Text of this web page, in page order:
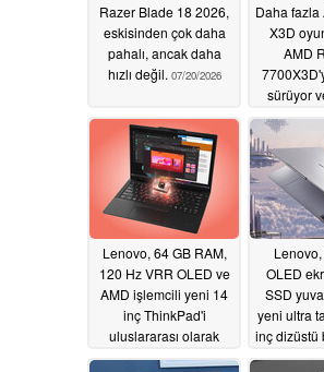
Razer Blade 18 2026,
eskisinden çok daha
pahalı, ancak daha
hızlı değil. 07/20/2026
Daha fazla
X3D
AMD
sürüyor
getiriyor
Lenovo, 64 GB RAM,
120 Hz VRR OLED ve
AMD işlemcili yeni 14
inç ThinkPad'i
uluslararası olarak
piyasaya sürdü
OLED
SSD
yeni ultra
inç dizüstü
dünya